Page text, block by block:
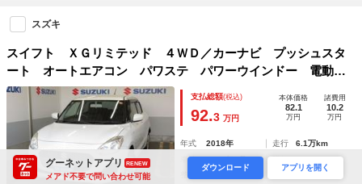
スズキ
スイフト ＸＧリミテッド ４ＷＤ／カーナビ プッシュスタ
ート オートエアコン パワステ パワーウインドー 電動格
納式リモコンドアミラー 横滑り防止機能 衝突安全ボディ
支払総額(税込)
92.3 万円
本体価格
82.1
万円
諸費用
10.2
万円
年式 2018年 走行
6.1万km
車検
2027年9月 排気
1200cc
法定整備付 なし
グーネットアプリ RENEW
メアド不要で問い合わせ可能
ダウンロード アプリを開く